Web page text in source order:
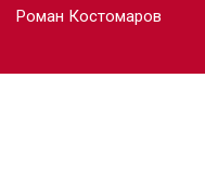
Роман Костомаров